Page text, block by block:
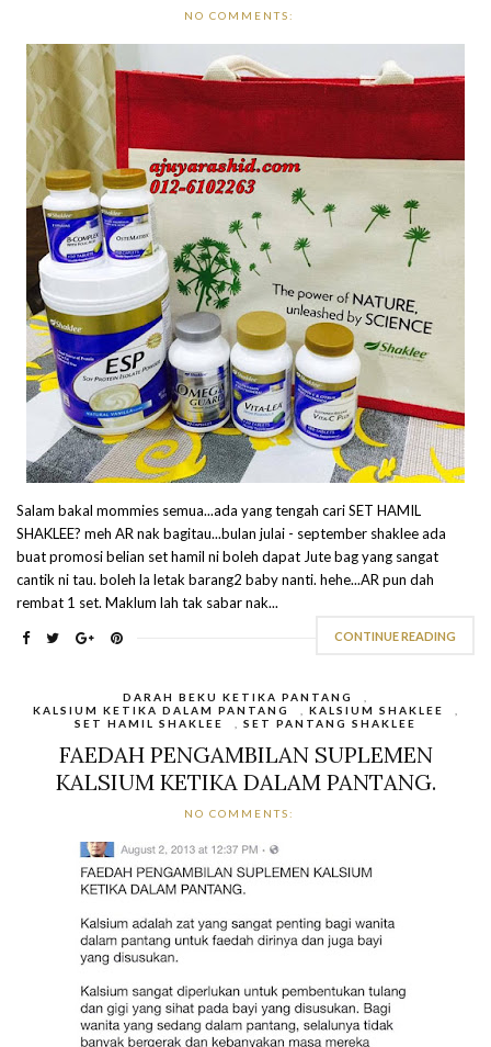
NO COMMENTS:
Salam bakal mommies semua...ada yang tengah cari SET HAMIL
SHAKLEE? meh AR nak bagitau...bulan julai - september shaklee ada
buat promosi belian set hamil ni boleh dapat Jute bag yang sangat
cantik ni tau. boleh la letak barang2 baby nanti. hehe...AR pun dah
rembat 1 set. Maklum lah tak sabar nak...
CONTINUE READING
DARAH BEKU KETIKA PANTANG
,
KALSIUM KETIKA DALAM PANTANG
, KALSIUM SHAKLEE
,
SET HAMIL SHAKLEE
, SET PANTANG SHAKLEE
FAEDAH PENGAMBILAN SUPLEMEN
KALSIUM KETIKA DALAM PANTANG.
NO COMMENTS: